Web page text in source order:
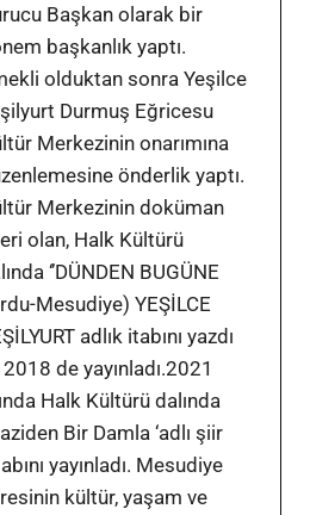
Başkan olarak bir
başkanlık yaptı.
olduktan sonra Yeşilce
Durmuş Eğricesu
Merkezinin onarımına
önderlik yaptı.
Merkezinin doküman
olan, Halk Kültürü
‘’DÜNDEN BUGÜNE
Mesudiye) YEŞİLCE
adlık itabını yazdı
de yayınladı.2021
Halk Kültürü dalında
Bir Damla ‘adlı şiir
yayınladı. Mesudiye
kültür, yaşam ve